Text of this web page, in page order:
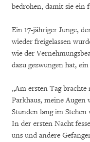
bedrohen, damit sie ein
Ein 17-jähriger Junge,
wieder freigelassen
wie der
dazu gezwungen hat,
„Am ersten Tag
Parkhaus, meine Augen
Stunden lang im
In der ersten Nacht
uns und andere